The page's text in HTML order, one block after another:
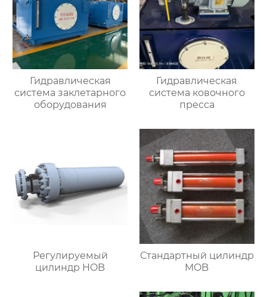
Гидравлическая
система заклетарного
оборудования
Гидравлическая
система ковочного
пресса
Регулируемый
цилиндр HOB
Стандартный цилиндр
MOB